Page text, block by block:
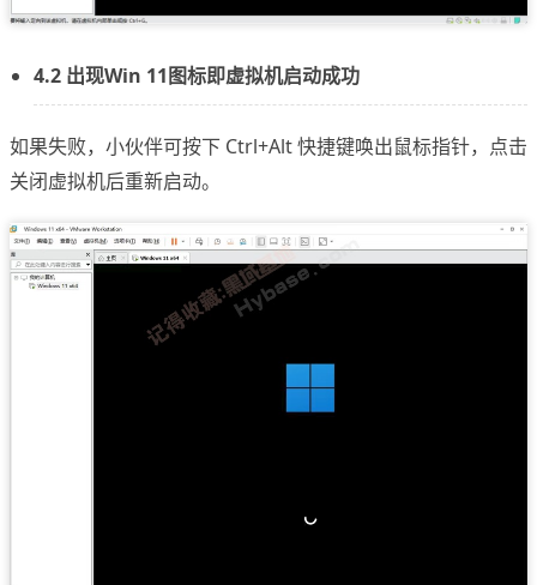
4.2 出现Win 11图标即虚拟机启动成功
如果失败，小伙伴可按下 Ctrl+Alt 快捷键唤出鼠标指针，点击
关闭虚拟机后重新启动。